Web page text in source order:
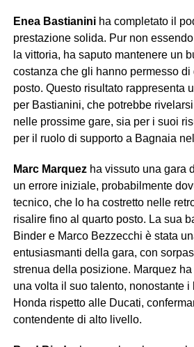
Enea Bastianiniha completato il
prestazione solida. Pur non
la vittoria, ha saputo mantenere un
costanza che gli hanno permesso di
posto. Questo risultato rappresenta
per Bastianini, che potrebbe
nelle prossime gare, sia per i suoi
per il ruolo di supporto a Bagnaia
Marc Marquezha vissuto una gara
un errore iniziale, probabilmente
tecnico, che lo ha costretto nelle
risalire fino al quarto posto. La sua
Binder e Marco Bezzecchi è stata
entusiasmanti della gara, con
strenua della posizione. Marquez
una volta il suo talento, nonostante
Honda rispetto alle Ducati,
contendente di alto livello.